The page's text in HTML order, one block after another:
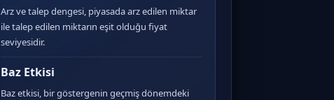
Arz ve talep dengesi, piyasada arz edilen miktar
ile talep edilen miktarın eşit olduğu fiyat
seviyesidir.
Baz Etkisi
Baz etkisi, bir göstergenin geçmiş dönemdeki